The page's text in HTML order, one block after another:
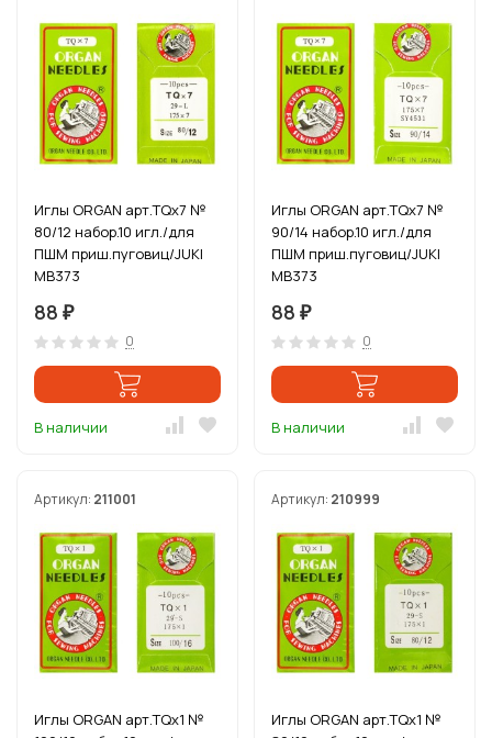
Иглы ORGAN арт.TQx7 №
80/12 набор.10 игл./для
ПШМ приш.пуговиц/JUKI
MB373
88 ₽
0
В наличии
Иглы ORGAN арт.TQx7 №
90/14 набор.10 игл./для
ПШМ приш.пуговиц/JUKI
MB373
88 ₽
0
В наличии
Артикул: 211001
Иглы ORGAN арт.TQx1 №
Артикул: 210999
Иглы ORGAN арт.TQx1 №